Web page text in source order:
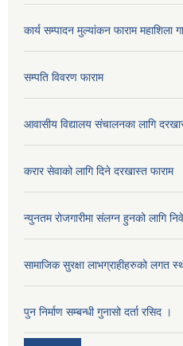
कार्य सम्पादन मुल्यांकन फाराम महाशिला
सम्पति विवरण फाराम
आवासीय विद्यालय संचालनका लागि
करार सेवाको लागि दिने दरखास्त फाराम
न्युनतम रोजगारीमा संलग्न हुनको लागि
सामाजिक सुरक्षा लाभग्राहीहरुको लगत
पुन निर्माण सम्बन्धी गुनासो दर्ता रसिद ।